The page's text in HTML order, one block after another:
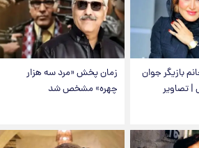
بازیگر جوان
تصاویر
زمان پخش «مرد سه هزار
چهره» مشخص شد